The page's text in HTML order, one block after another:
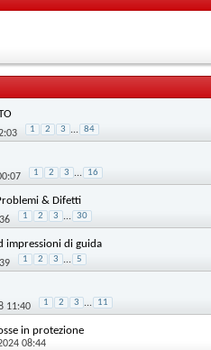
1 2 3 ... 84
1 2 3 ... 16
& Difetti
1 2 3 ... 30
impressioni di guida
1 2 3 ... 5
11:40 1 2 3 ... 11
in protezione
08:44